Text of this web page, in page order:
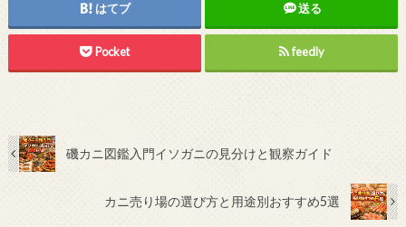
はてブ 送る
Pocket feedly
磯カニ図鑑入門イソガニの見分けと観察ガイド
カニ売り場の選び方と用途別おすすめ5選